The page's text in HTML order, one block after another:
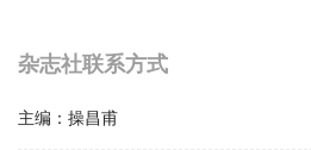
杂志社联系方式
主编： 操昌甫